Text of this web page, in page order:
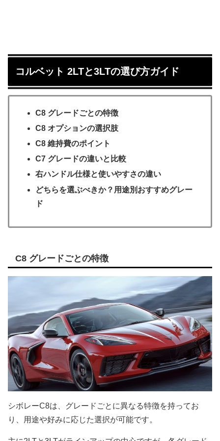
コルベット 2LTと3LTの選び方ガイド
C8 グレードごとの特徴
C8 オプションの選択肢
C8 維持費のポイント
C7 グレードの違いと比較
右ハンドル仕様と使いやすさの違い
どちらを選ぶべきか？用途別おすすめグレー
ド
C8 グレードごとの特徴
シボレーC8は、グレードごとに異なる特徴を持ってお
り、用途や好みに応じた選択が可能です。